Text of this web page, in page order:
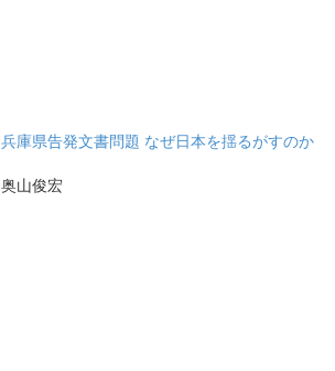
兵庫県告発文書問題 なぜ日本を揺るがすのか
奥山俊宏